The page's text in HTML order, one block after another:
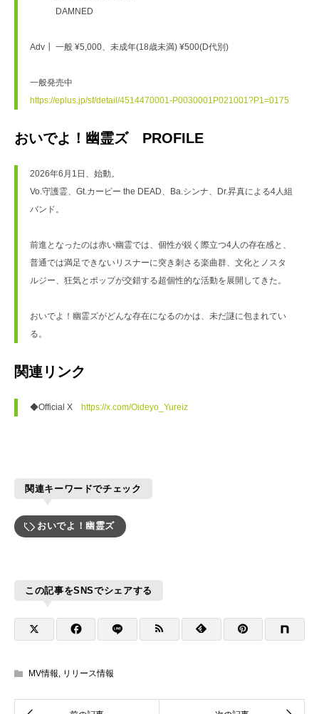
DAMNED
Adv┃ 一般 ¥5,000、未成年(18歳未満) ¥500(D代別)
一般発売中
https://eplus.jp/sf/detail/4514470001-P0030001P021001?P1=0175
おいでよ！幽霊ズ PROFILE
2026年6月1日、始動。
Vo.守護霊、Gt.カービー the DEAD、Ba.シンナ、Dr.昇真による4人組
バンド。
前進となったのは赤い幽霊では、個性が鋭く際立つ4人の存在感と、
普通では満足できないリスナーに突き刺さる楽曲群、文化とノスタ
ルジー、狂気とポップが交錯する超個性的な活動を展開してきた。
おいでよ！幽霊ズがどんな存在になるのかは、未だ謎に包まれてい
る。
関連リンク
◆Official X https://x.com/Oideyo_Yureiz
関連キーワードでチェック
おいでよ！幽霊ズ
この記事をSNSでシェアする
MV情報, リリース情報